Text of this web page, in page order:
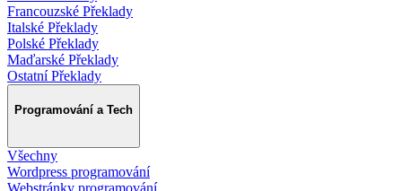
Francouzské Překlady
Italské Překlady
Polské Překlady
Maďarské Překlady
Ostatní Překlady
Programování a Tech
Všechny
Wordpress programování